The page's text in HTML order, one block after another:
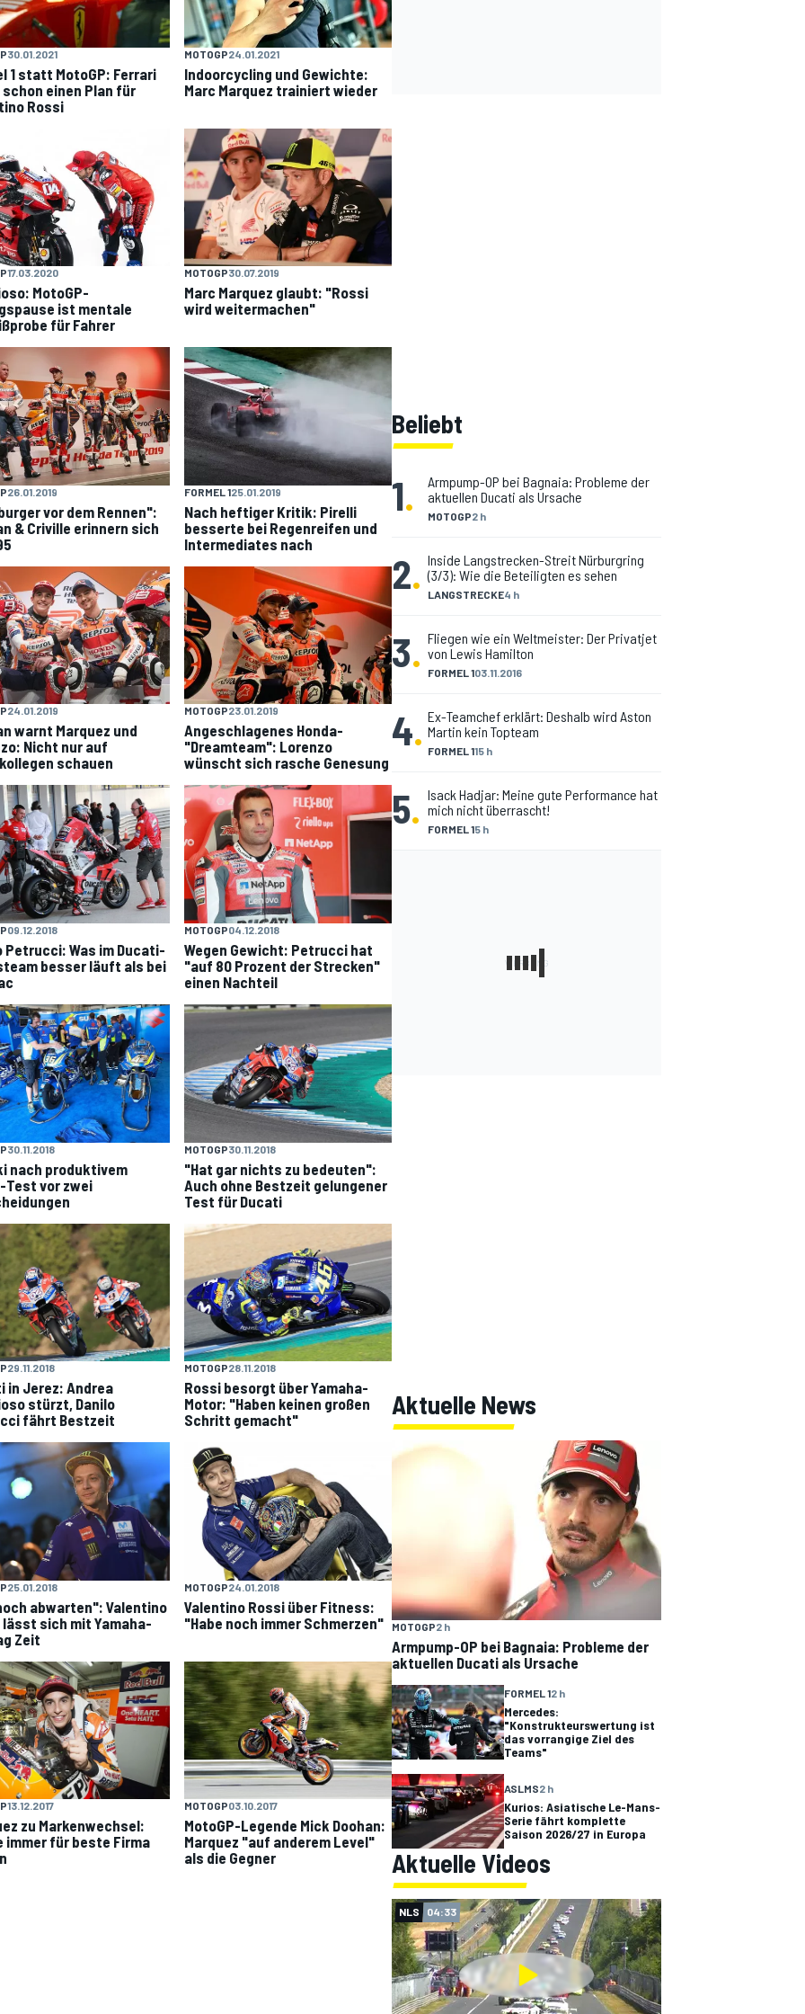
30.01.2021
1 statt MotoGP: Ferrari
einen Plan für
Rossi
MOTOGP24.01.2021
Indoorcycling und Gewichte:
Marc Marquez trainiert wieder
17.03.2020
MotoGP-
ist mentale
für Fahrer
MOTOGP30.07.2019
Marc Marquez glaubt: "Rossi
wird weitermachen"
26.01.2019
vor dem Rennen":
& Criville erinnern sich
FORMEL 125.01.2019
Nach heftiger Kritik: Pirelli
besserte bei Regenreifen und
Intermediates nach
24.01.2019
warnt Marquez und
Nicht nur auf
schauen
MOTOGP23.01.2019
Angeschlagenes Honda-
"Dreamteam": Lorenzo
wünscht sich rasche Genesung
09.12.2018
Petrucci: Was im Ducati-
besser läuft als bei
MOTOGP04.12.2018
Wegen Gewicht: Petrucci hat
"auf 80 Prozent der Strecken"
einen Nachteil
30.11.2018
nach produktivem
Test vor zwei
MOTOGP30.11.2018
"Hat gar nichts zu bedeuten":
Auch ohne Bestzeit gelungener
Test für Ducati
29.11.2018
in Jerez: Andrea
stürzt, Danilo
fährt Bestzeit
MOTOGP28.11.2018
Rossi besorgt über Yamaha-
Motor: "Haben keinen großen
Schritt gemacht"
25.01.2018
abwarten": Valentino
lässt sich mit Yamaha-
Zeit
MOTOGP24.01.2018
Valentino Rossi über Fitness:
"Habe noch immer Schmerzen"
13.12.2017
zu Markenwechsel:
immer für beste Firma
MOTOGP03.10.2017
MotoGP-Legende Mick Doohan:
Marquez "auf anderem Level"
als die Gegner
Beliebt
1. MOTOGP2 h
Armpump-OP bei Bagnaia: Probleme der
aktuellen Ducati als Ursache
2. LANGSTRECKE4 h
Inside Langstrecken-Streit Nürburgring
(3/3): Wie die Beteiligten es sehen
3. FORMEL 103.11.2016
Fliegen wie ein Weltmeister: Der Privatjet
von Lewis Hamilton
4. FORMEL 115 h
Ex-Teamchef erklärt: Deshalb wird Aston
Martin kein Topteam
5. FORMEL 15 h
Isack Hadjar: Meine gute Performance hat
mich nicht überrascht!
Aktuelle News
MOTOGP2 h
Armpump-OP bei Bagnaia: Probleme der
aktuellen Ducati als Ursache
FORMEL 12 h
Mercedes:
"Konstrukteurswertung ist
das vorrangige Ziel des
Teams"
ASLMS2 h
Kurios: Asiatische Le-Mans-
Serie fährt komplette
Saison 2026/27 in Europa
Aktuelle Videos
NLS 04:33